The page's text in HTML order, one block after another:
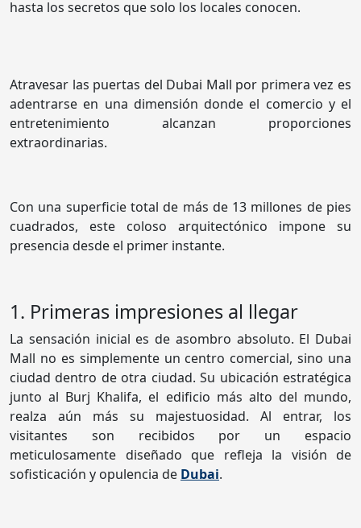
hasta los secretos que solo los locales conocen.
Atravesar las puertas del Dubai Mall por primera vez es
adentrarse en una dimensión donde el comercio y el
entretenimiento alcanzan proporciones
extraordinarias.
Con una superficie total de más de 13 millones de pies
cuadrados, este coloso arquitectónico impone su
presencia desde el primer instante.
1. Primeras impresiones al llegar
La sensación inicial es de asombro absoluto. El Dubai
Mall no es simplemente un centro comercial, sino una
ciudad dentro de otra ciudad. Su ubicación estratégica
junto al Burj Khalifa, el edificio más alto del mundo,
realza aún más su majestuosidad. Al entrar, los
visitantes son recibidos por un espacio
meticulosamente diseñado que refleja la visión de
sofisticación y opulencia de Dubai.